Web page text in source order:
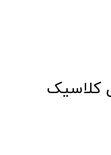
کلاسیک